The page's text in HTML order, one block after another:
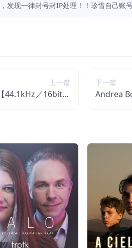
发现一律封号封IP处理！！珍惜自己
上一篇
44.1kHz／16bit】
下一篇
Andrea